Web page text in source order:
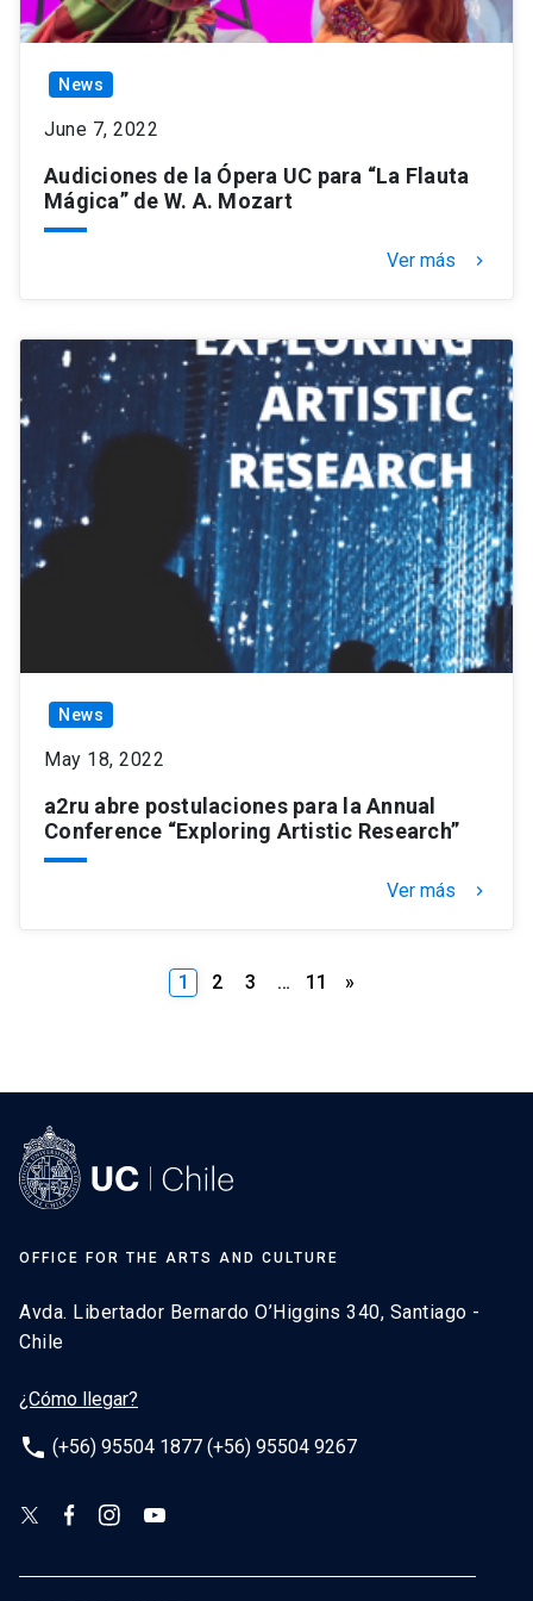
News
June 7, 2022
Audiciones de la Ópera UC para “La Flauta
Mágica” de W. A. Mozart
Ver más keyboard_arrow_right
News
May 18, 2022
a2ru abre postulaciones para la Annual
Conference “Exploring Artistic Research”
Ver más keyboard_arrow_right
Posts
1 2 3 … 11 »
OFFICE FOR THE ARTS AND CULTURE
Avda. Libertador Bernardo O’Higgins 340, Santiago -
Chile
¿Cómo llegar?
phone (+56) 95504 1877 (+56) 95504 9267